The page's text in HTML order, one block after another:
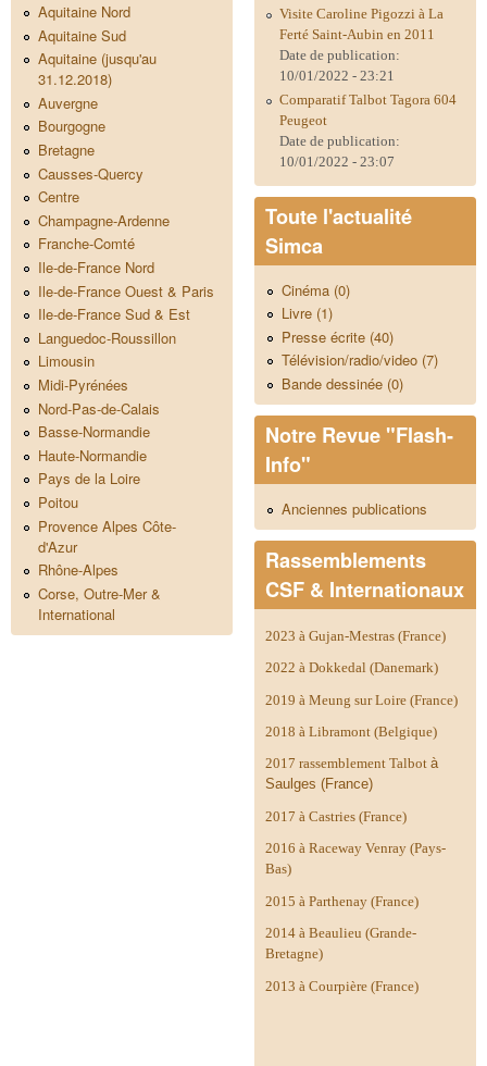
Aquitaine Nord
Aquitaine Sud
Aquitaine (jusqu'au
31.12.2018)
Auvergne
Bourgogne
Bretagne
Causses-Quercy
Centre
Champagne-Ardenne
Franche-Comté
Ile-de-France Nord
Ile-de-France Ouest & Paris
Ile-de-France Sud & Est
Languedoc-Roussillon
Limousin
Midi-Pyrénées
Nord-Pas-de-Calais
Basse-Normandie
Haute-Normandie
Pays de la Loire
Poitou
Provence Alpes Côte-
d'Azur
Rhône-Alpes
Corse, Outre-Mer &
International
Visite Caroline Pigozzi à La
Ferté Saint-Aubin en 2011
Date de publication:
10/01/2022 - 23:21
Comparatif Talbot Tagora 604
Peugeot
Date de publication:
10/01/2022 - 23:07
Toute l'actualité
Simca
Cinéma (0)
Livre (1)
Presse écrite (40)
Télévision/radio/video (7)
Bande dessinée (0)
Notre Revue "Flash-
Info"
Anciennes publications
Rassemblements
CSF & Internationaux
2023 à Gujan-Mestras (France)
2022 à Dokkedal (Danemark)
2019 à Meung sur Loire (France)
2018 à Libramont (Belgique)
2017 rassemblement Talbot à
Saulges (France)
2017 à Castries (France)
2016 à Raceway Venray (Pays-
Bas)
2015 à Parthenay (France)
2014 à Beaulieu (Grande-
Bretagne)
2013 à Courpière (France)